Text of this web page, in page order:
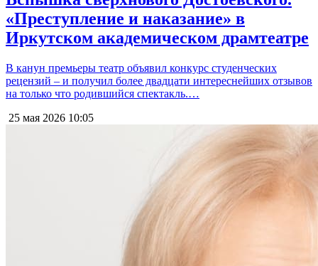
«Преступление и наказание» в
Иркутском академическом драмтеатре
В канун премьеры театр объявил конкурс студенческих
рецензий – и получил более двадцати интереснейших отзывов
на только что родившийся спектакль.…
25 мая 2026 10:05